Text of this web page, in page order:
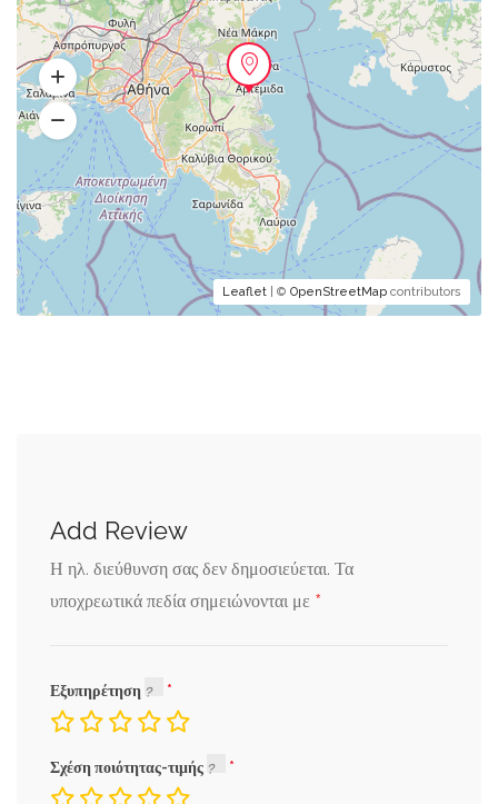
Leaflet | © OpenStreetMap contributors
Add Review
Η ηλ. διεύθυνση σας δεν δημοσιεύεται. Τα
υποχρεωτικά πεδία σημειώνονται με *
Εξυπηρέτηση
Σχέση ποιότητας-τιμής